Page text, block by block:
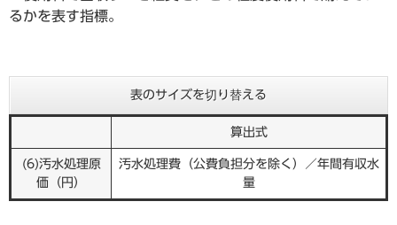
るかを表す指標。
表のサイズを切り替える
算出式
(6)汚水処理原
価（円）
汚水処理費（公費負担分を除く）／年間有収水
量